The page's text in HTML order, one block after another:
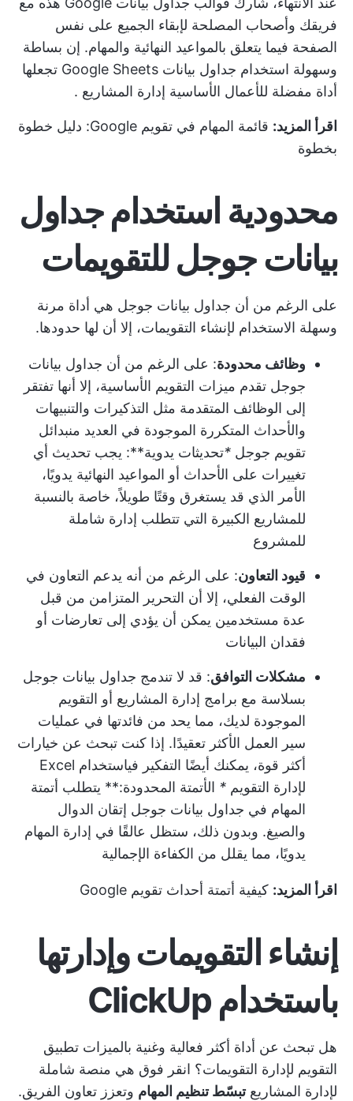
فريقك وأصحاب المصلحة لإبقاء الجميع على نفس
الصفحة فيما يتعلق بالمواعيد النهائية والمهام. إن بساطة
وسهولة استخدام جداول بيانات Google Sheets تجعلها
أداة مفضلة للأعمال الأساسية إدارة المشاريع .
اقرأ المزيد:
قائمة المهام في تقويم Google: دليل خطوة
بخطوة
محدودية استخدام جداول
بيانات جوجل للتقويمات
على الرغم من أن جداول بيانات جوجل هي أداة مرنة
وسهلة الاستخدام لإنشاء التقويمات، إلا أن لها حدودها.
وظائف محدودة: على الرغم من أن جداول بيانات
جوجل تقدم ميزات التقويم الأساسية، إلا أنها تفتقر
إلى الوظائف المتقدمة مثل التذكيرات والتنبيهات
والأحداث المتكررة الموجودة في العديد منبدائل
تقويم جوجل *تحديثات يدوية**: يجب تحديث أي
تغييرات على الأحداث أو المواعيد النهائية يدويًا،
الأمر الذي قد يستغرق وقتًا طويلاً، خاصة بالنسبة
للمشاريع الكبيرة التي تتطلب إدارة شاملة
للمشروع
قيود التعاون: على الرغم من أنه يدعم التعاون في
الوقت الفعلي، إلا أن التحرير المتزامن من قبل
عدة مستخدمين يمكن أن يؤدي إلى تعارضات أو
فقدان البيانات
مشكلات التوافق: قد لا تندمج جداول بيانات جوجل
بسلاسة مع برامج إدارة المشاريع أو التقويم
الموجودة لديك، مما يحد من فائدتها في عمليات
سير العمل الأكثر تعقيدًا. إذا كنت تبحث عن خيارات
أكثر قوة، يمكنك أيضًا التفكير في
استخدام Excel
لإدارة التقويم * الأتمتة المحدودة:** يتطلب أتمتة
المهام في جداول بيانات جوجل إتقان الدوال
والصيغ. وبدون ذلك، ستظل عالقًا في إدارة المهام
يدويًا، مما يقلل من الكفاءة الإجمالية
اقرأ المزيد: كيفية أتمتة أحداث تقويم Google
إنشاء التقويمات وإدارتها
باستخدام ClickUp
هل تبحث عن أداة أكثر فعالية وغنية بالميزات تطبيق
التقويم لإدارة التقويمات؟ انقر فوق هي منصة شاملة
لإدارة المشاريعتبسّط تنظيم المهام وتعزز تعاون الفريق.